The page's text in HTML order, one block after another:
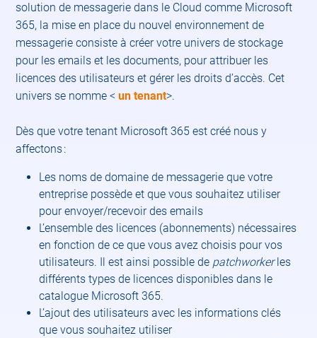
solution de messagerie dans le Cloud comme Microsoft
365, la mise en place du nouvel environnement de
messagerie consiste à créer votre univers de stockage
pour les emails et les documents, pour attribuer les
licences des utilisateurs et gérer les droits d’accès. Cet
univers se nomme <un tenant>.
Dès que votre tenant Microsoft 365 est créé nous y
affectons :
Les noms de domaine de messagerie que votre
entreprise possède et que vous souhaitez utiliser
pour envoyer/recevoir des emails
L’ensemble des licences (abonnements) nécessaires
en fonction de ce que vous avez choisis pour vos
utilisateurs. Il est ainsi possible de patchworkerles
différents types de licences disponibles dans le
catalogue Microsoft 365.
L’ajout des utilisateurs avec les informations clés
que vous souhaitez utiliser